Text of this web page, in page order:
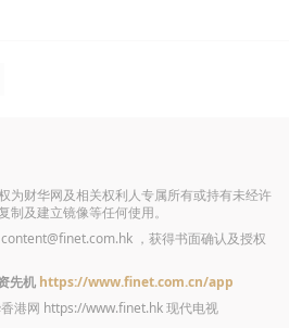
为财华网及相关权利人专属所有或持有未经许
及建立镜像等任何使用。
content@finet.com.hk ，获得书面确认及授权
先机 https://www.finet.com.cn/app
港网 https://www.finet.hk现代电视